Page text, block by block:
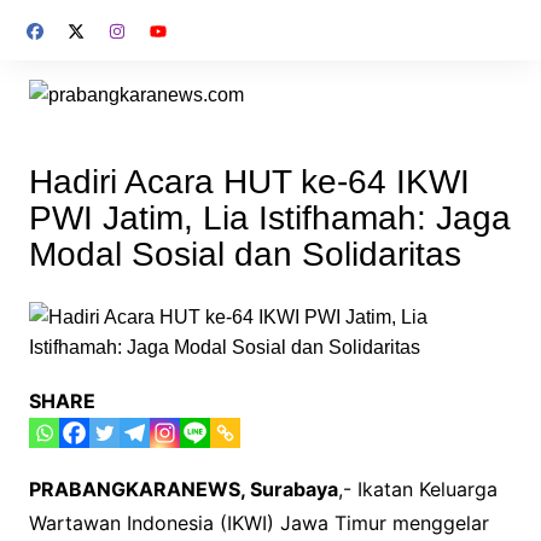
Hadiri Acara HUT ke-64 IKWI
PWI Jatim, Lia Istifhamah: Jaga
Modal Sosial dan Solidaritas
SHARE
PRABANGKARANEWS, Surabaya,- Ikatan Keluarga
Wartawan Indonesia (IKWI) Jawa Timur menggelar